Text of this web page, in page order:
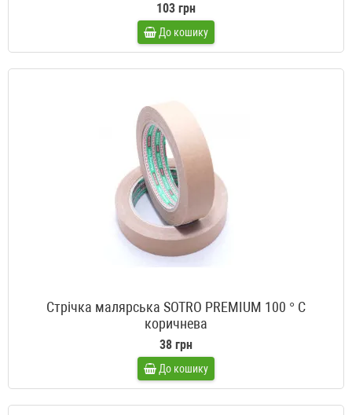
103 грн
До кошику
Стрічка малярська SOTRO PREMIUM 100 ° С
коричнева
38 грн
До кошику